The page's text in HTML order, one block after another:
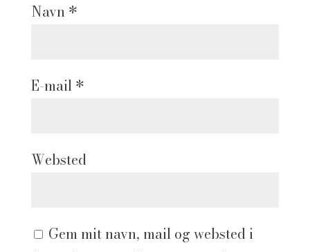
Navn*
E-mail*
Websted
Gem mit navn, mail og websted i